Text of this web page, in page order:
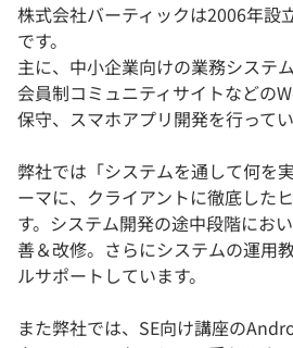
株式会社バーティックは2006年設
です。
主に、中小企業向けの業務システ
会員制コミュニティサイトなどの
保守、スマホアプリ開発を行ってい
弊社では「システムを通して何を
ーマに、クライアントに徹底した
す。システム開発の途中段階にお
善＆改修。さらにシステムの運用
ルサポートしています。
また弊社では、SE向け講座の